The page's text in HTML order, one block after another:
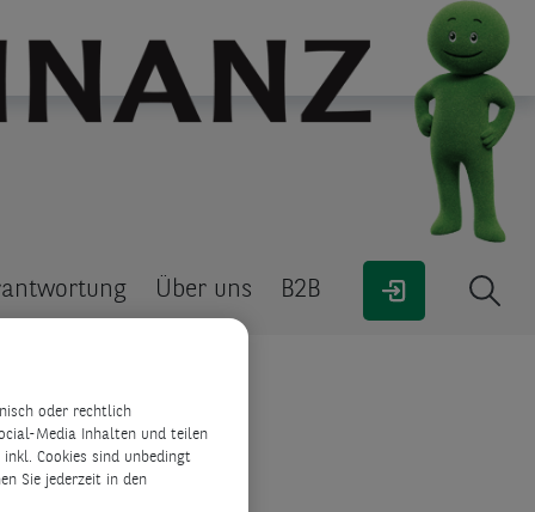
Kauf auf Rechnung &
Lastschrift
Über uns B2B
oder rechtlich
Media Inhalten und teilen
Cookies sind unbedingt
Sie jederzeit in den